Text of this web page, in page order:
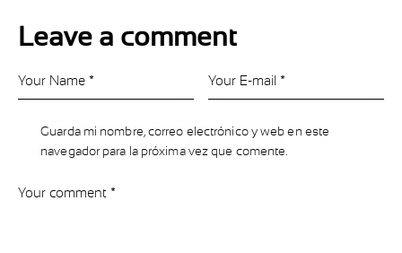
Leave a comment
Guarda mi nombre, correo electrónico y web en este
navegador para la próxima vez que comente.